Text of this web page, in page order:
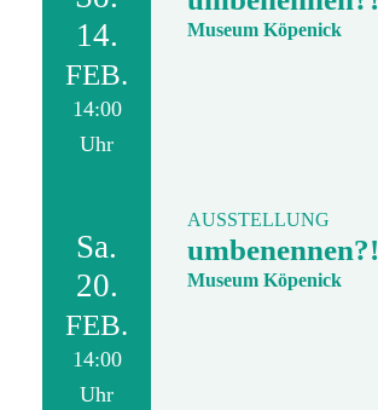
14.
FEB.
14:00
Uhr
Museum Köpenick
Sa.
20.
FEB.
14:00
Uhr
AUSSTELLUNG
umbenennen?!
Museum Köpenick